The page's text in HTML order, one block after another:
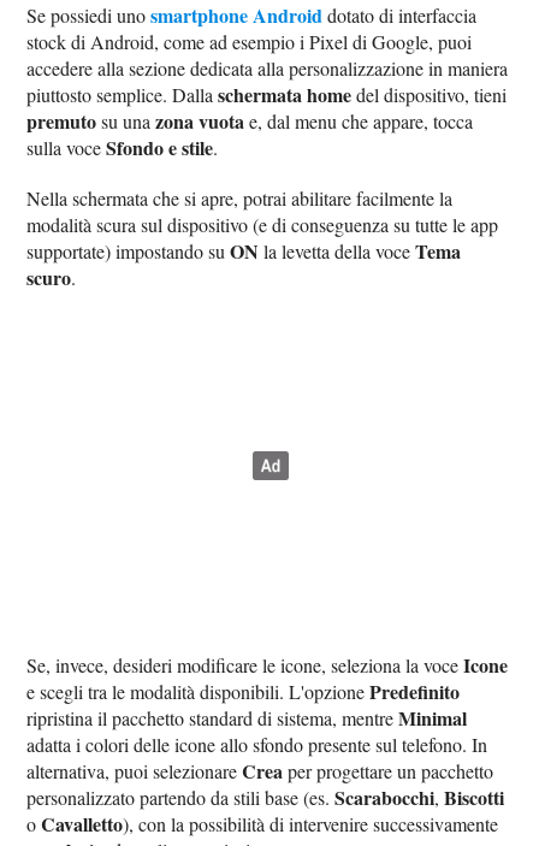
Se possiedi unosmartphone Androiddotato di interfaccia
stock di Android, come ad esempio i Pixel di Google, puoi
accedere alla sezione dedicata alla personalizzazione in maniera
piuttosto semplice. Dallaschermata homedel dispositivo, tieni
premutosu unazona vuotae, dal menu che appare, tocca
sulla voceSfondo e stile.
Nella schermata che si apre, potrai abilitare facilmente la
modalità scura sul dispositivo (e di conseguenza su tutte le app
supportate) impostando suON la levetta della voceTema
scuro.
Se, invece, desideri modificare le icone, seleziona la voceIcone
e scegli tra le modalità disponibili. L'opzionePredefinito
ripristina il pacchetto standard di sistema, mentreMinimal
adatta i colori delle icone allo sfondo presente sul telefono. In
alternativa, puoi selezionareCreaper progettare un pacchetto
personalizzato partendo da stili base (es.Scarabocchi,Biscotti
oCavalletto), con la possibilità di intervenire successivamente